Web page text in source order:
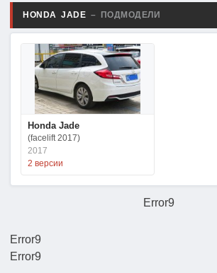
Error9
HONDA JADE – ПОДМОДЕЛИ
Honda Jade
(facelift 2017)
2017
2 версии
Error9
Error9